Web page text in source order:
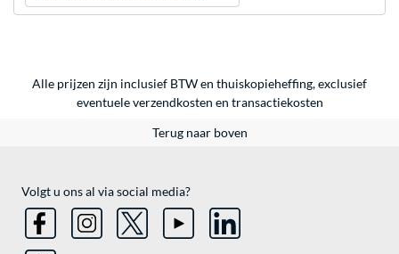
Alle prijzen zijn inclusief BTW en thuiskopieheffing, exclusief
eventueleverzendkosten en transactiekosten
Terug naar boven
Volgt u ons al via social media?